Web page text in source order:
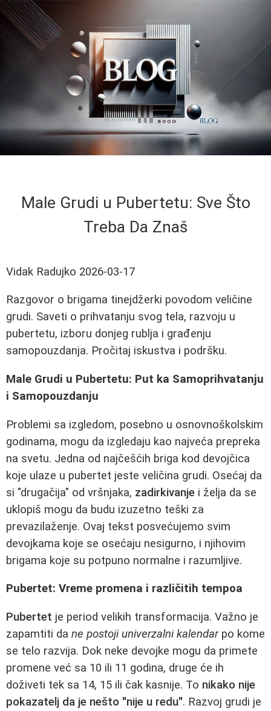
Male Grudi u Pubertetu: Sve Što
Treba Da Znaš
Vidak Radujko 2026-03-17
Razgovor o brigama tinejdžerki povodom veličine
grudi. Saveti o prihvatanju svog tela, razvoju u
pubertetu, izboru donjeg rublja i građenju
samopouzdanja. Pročitaj iskustva i podršku.
Male Grudi u Pubertetu: Put ka Samoprihvatanju
i Samopouzdanju
Problemi sa izgledom, posebno u osnovnoškolskim
godinama, mogu da izgledaju kao najveća prepreka
na svetu. Jedna od najčešćih briga kod devojčica
koje ulaze u pubertet jeste veličina grudi. Osećaj da
si "drugačija" od vršnjaka, zadirkivanje i želja da se
uklopiš mogu da budu izuzetno teški za
prevazilaženje. Ovaj tekst posvećujemo svim
devojkama koje se osećaju nesigurno, i njihovim
brigama koje su potpuno normalne i razumljive.
Pubertet: Vreme promena i različitih tempoa
Pubertet je period velikih transformacija. Važno je
zapamtiti da ne postoji univerzalni kalendarpo kome
se telo razvija. Dok neke devojke mogu da primete
promene već sa 10 ili 11 godina, druge će ih
doživeti tek sa 14, 15 ili čak kasnije. To nikako nije
pokazatelj da je nešto "nije u redu". Razvoj grudi je